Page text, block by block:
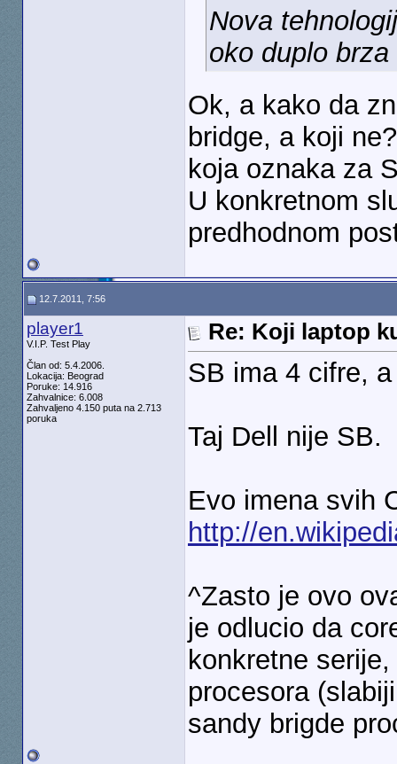
Nova
oko duplo
Ok, a kako da
bridge, a koji
koja oznaka za
U konkretnom
predhodnom
12.7.2011, 7:56
player1
V.I.P. Test Play
Član od: 5.4.2006.
Lokacija: Beograd
Poruke: 14.916
Zahvalnice: 6.008
Zahvaljeno 4.150 puta na 2.713
poruka
Re: Koji laptop
SB ima 4 cifre,
Taj Dell nije SB.
Evo imena svih
http://
^Zasto je ovo
je odlucio da
konkretne
procesora
sandy brigde